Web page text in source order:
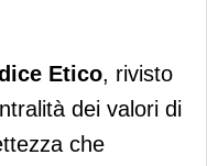
Etico, rivisto
dei valori di
che